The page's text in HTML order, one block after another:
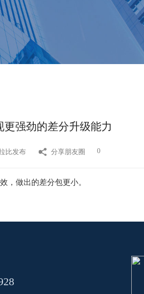
强劲的差分升级能力
比发布 分享朋友圈 0
，做出的差分包更小。